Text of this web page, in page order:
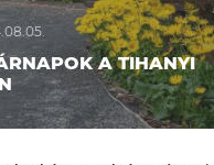
A TIHANYI